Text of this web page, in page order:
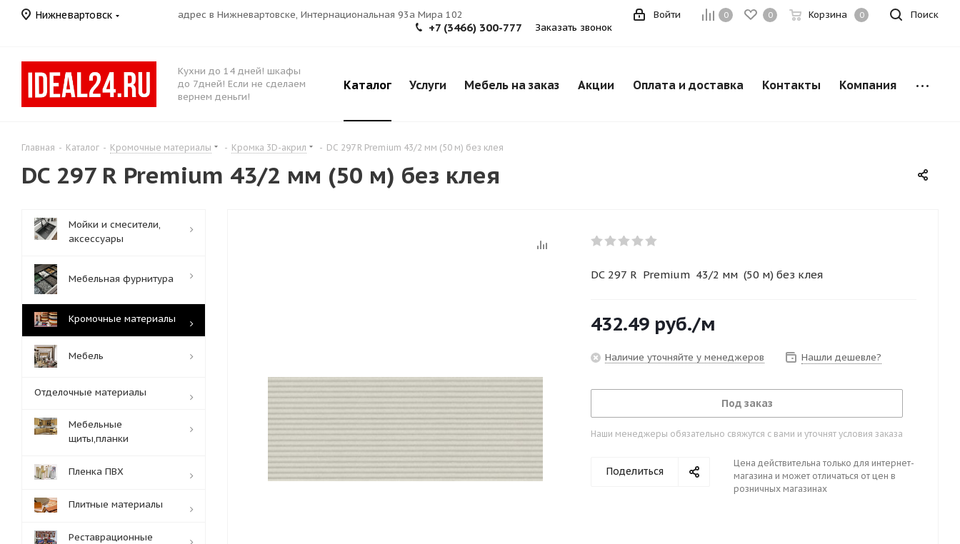
Нижневартовск адрес в Нижневартовске, Интернациональная 93а Мира 102 Поиск
0 0 Корзина 0
Войти
+7 (3466) 300-777 Заказать звонок
Кухни до 14 дней! шкафы
до 7дней! Если не сделаем
вернем деньги!
Каталог Услуги Мебель на заказ Акции Оплата и доставка Контакты Компания
Главная - Каталог - Кромочные материалы - Кромка 3D-акрил - DC 297 R Premium 43/2 мм (50 м) без клея
DC 297 R Premium 43/2 мм (50 м) без клея
DC 297 R Premium 43/2 мм (50 м) без клея
432.49 руб./м
Наличие уточняйте у менеджеров Нашли дешевле?
Под заказ
Наши менеджеры обязательно свяжутся с вами и уточнят условия заказа
Поделиться
Цена действительна только для интернет-
магазина и может отличаться от цен в
розничных магазинах
Мойки и смесители,
аксессуары
Мебельная фурнитура
Кромочные материалы
Мебель
Отделочные материалы
Мебельные
щиты,планки
Пленка ПВХ
Плитные материалы
Реставрационные